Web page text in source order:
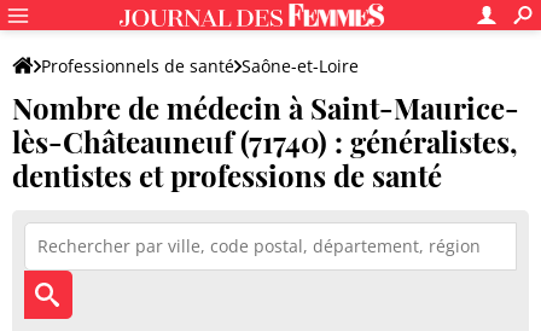
Professionnels de santé Saône-et-Loire
Saint-Maurice-lès-Châteauneuf
Nombre de médecin à Saint-Maurice-
lès-Châteauneuf (71740) : généralistes,
dentistes et professions de santé